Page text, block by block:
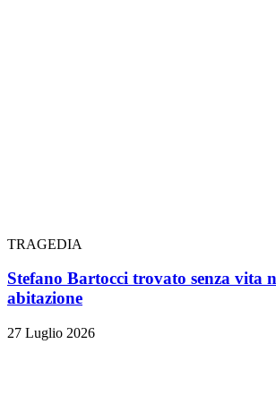
TRAGEDIA
Stefano Bartocci trovato senza vita
abitazione
27 Luglio 2026